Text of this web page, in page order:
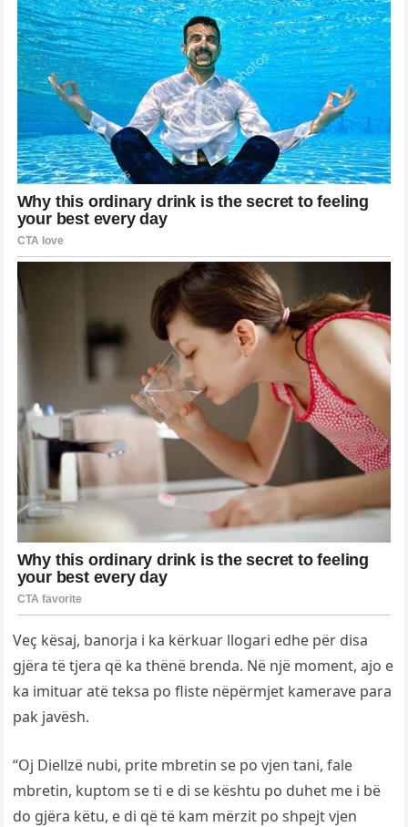
Veç kësaj, banorja i ka kërkuar llogari edhe për disa
gjëra të tjera që ka thënë brenda. Në një moment, ajo e
ka imituar atë teksa po fliste nëpërmjet kamerave para
pak javësh.
“Oj Diellzë nubi, prite mbretin se po vjen tani, fale
mbretin, kuptom se ti e di se kështu po duhet me i bë
do gjëra këtu, e di që të kam mërzit po shpejt vjen